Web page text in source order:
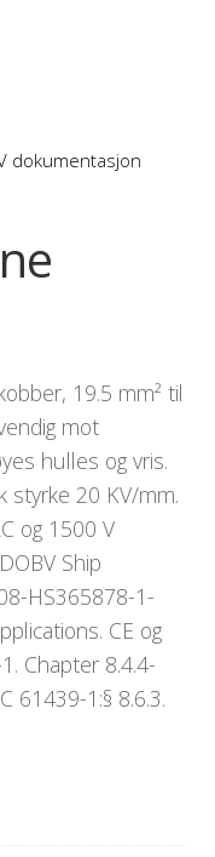
dokumentasjon
19.5 mm² til
mot
hulles og vris.
styrke 20 KV/mm.
og 1500 V
Ship
HS365878-1-
CE og
Chapter 8.4.4-
61439-1:§ 8.6.3.